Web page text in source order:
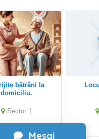
Mesaj
domiciliu.
Sector 1